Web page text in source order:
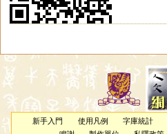
新手入門 使用凡例 字庫統計